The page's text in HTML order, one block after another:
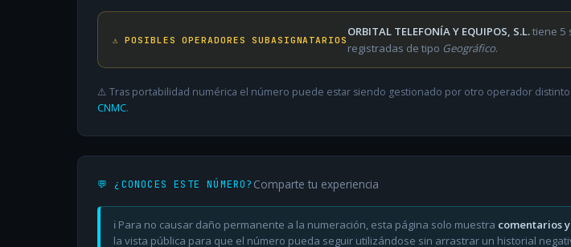
⚠️ POSIBLES OPERADORES SUBASIGNATARIOS
ORBITAL TELEFONÍA Y EQUIPOS, S.L.tiene 5
registradas de tipo Geográfico.
⚠️ Tras portabilidad numérica el número puede estar siendo gestionado por otro operador distinto
CNMC.
💬 ¿CONOCES ESTE NÚMERO? Comparte tu experiencia
ℹ️ Para no causar daño permanente a la numeración, esta página solo muestra comentarios
la vista pública para que el número pueda seguir utilizándose sin arrastrar un historial